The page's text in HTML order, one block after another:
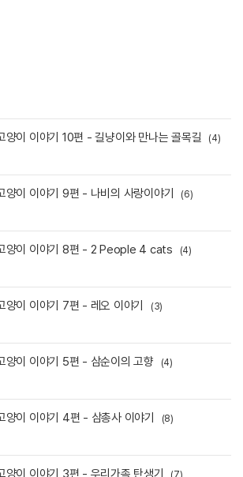
양이 이야기 10편 - 길냥이와 만나는 골목길 (4)
양이 이야기 9편 - 나비의 사랑이야기 (6)
양이 이야기 8편 - 2 People 4 cats (4)
양이 이야기 7편 - 레오 이야기 (3)
양이 이야기 5편 - 삼순이의 고향 (4)
양이 이야기 4편 - 삼총사 이야기 (8)
양이 이야기 3편 - 우리가족 탄생기 (7)